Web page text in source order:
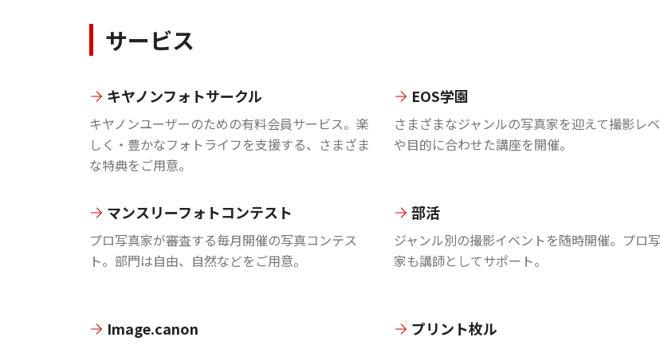
サービス
キヤノンフォトサークル
キヤノンユーザーのための有料会員サービス。楽
しく・豊かなフォトライフを支援する、さまざま
な特典をご用意。
EOS学園
さまざまなジャンルの写真家を迎えて撮影レ
や目的に合わせた講座を開催。
マンスリーフォトコンテスト
プロ写真家が審査する毎月開催の写真コンテス
ト。部門は自由、自然などをご用意。
部活
ジャンル別の撮影イベントを随時開催。プロ
家も講師としてサポート。
Image.canon プリント枚ル